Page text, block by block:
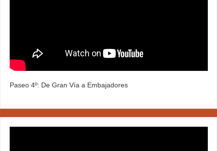
Paseo 4º: De Gran Vía a Embajadores